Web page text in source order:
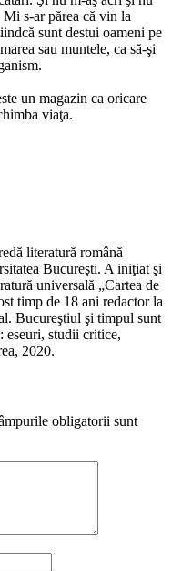
s-ar părea că vin la
sunt destui oameni pe
sau muntele, ca să-şi
un magazin ca oricare
viaţa.
literatură română
Bucureşti. A iniţiat şi
universală „Cartea de
timp de 18 ani redactor la
Bucureştiul şi timpul sunt
eseuri, studii critice,
2020.
obligatorii sunt